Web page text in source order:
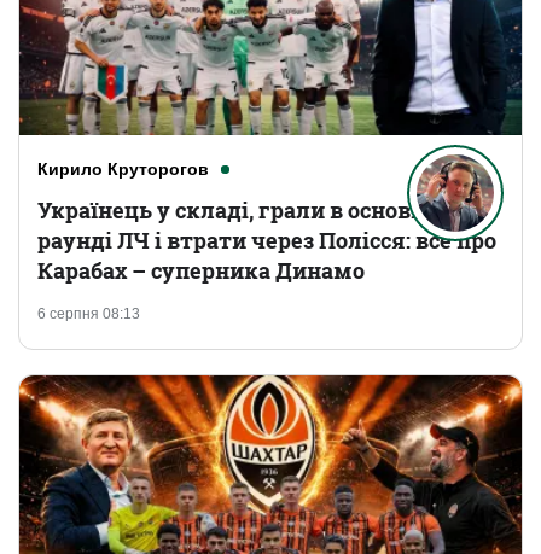
Кирило Круторогов
6 серпня 08:13
Українець у складі, грали в основному
раунді ЛЧ і втрати через Полісся: все про
Карабах – суперника Динамо